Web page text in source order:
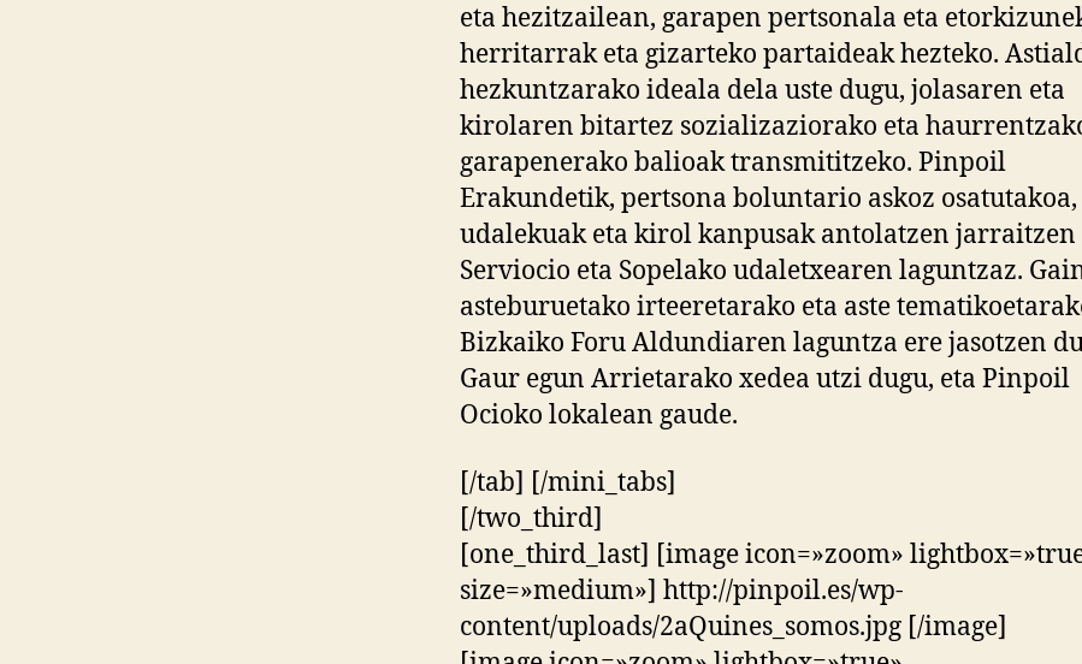
eta hezitzailean, garapen pertsonala eta
herritarrak eta gizarteko partaideak hezteko.
hezkuntzarako ideala dela uste dugu, jolasaren eta
kirolaren bitartez sozializaziorako eta
garapenerako balioak transmititzeko. Pinpoil
Erakundetik, pertsona boluntario askoz
udalekuak eta kirol kanpusak antolatzen jarraitzen
Serviocio eta Sopelako udaletxearen laguntzaz.
asteburuetako irteeretarako eta aste
Bizkaiko Foru Aldundiaren laguntza ere jasotzen
Gaur egun Arrietarako xedea utzi dugu, eta Pinpoil
Ocioko lokalean gaude.
[/tab] [/mini_tabs]
[/two_third]
[one_third_last] [image icon=»zoom»
size=»medium»] http://pinpoil.es/wp-
content/uploads/2aQuines_somos.jpg [/image]